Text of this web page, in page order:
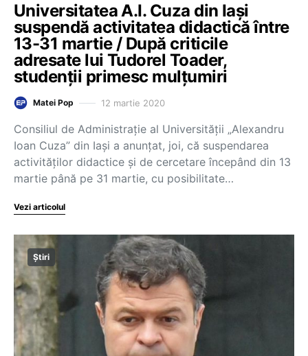
Universitatea A.I. Cuza din Iași
suspendă activitatea didactică între
13-31 martie / După criticile
adresate lui Tudorel Toader,
studenții primesc mulțumiri
Matei Pop 12 martie 2020
Consiliul de Administrație al Universității „Alexandru
Ioan Cuza” din Iași a anunțat, joi, că suspendarea
activităților didactice și de cercetare începând din 13
martie până pe 31 martie, cu posibilitate…
Vezi articolul
Știri